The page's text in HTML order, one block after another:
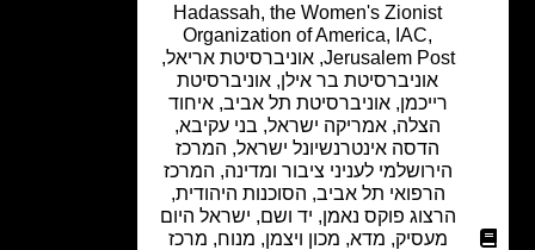
Hadassah, the Women's Zionist
Organization of America
Jerusalem Post
,אוניברסיטת אריאל,
אוניברסיטת בר אילן ,אוניברסיטת
אוניברסיטת תל אביב,איחוד
אמריקה ישראל, בני עקיבא,
הדסה אינטרנשיונל ישראל, המרכז
הירושלמי לעניני ציבור ומדינה, המרכז
הרפואי תל אביב,הסוכנות היהודית ,
הרצוג פוקס נאמן,יד ושם, ישראל היום
מעסיק
מדא,מכון ויצמן,מנוח,מרכז